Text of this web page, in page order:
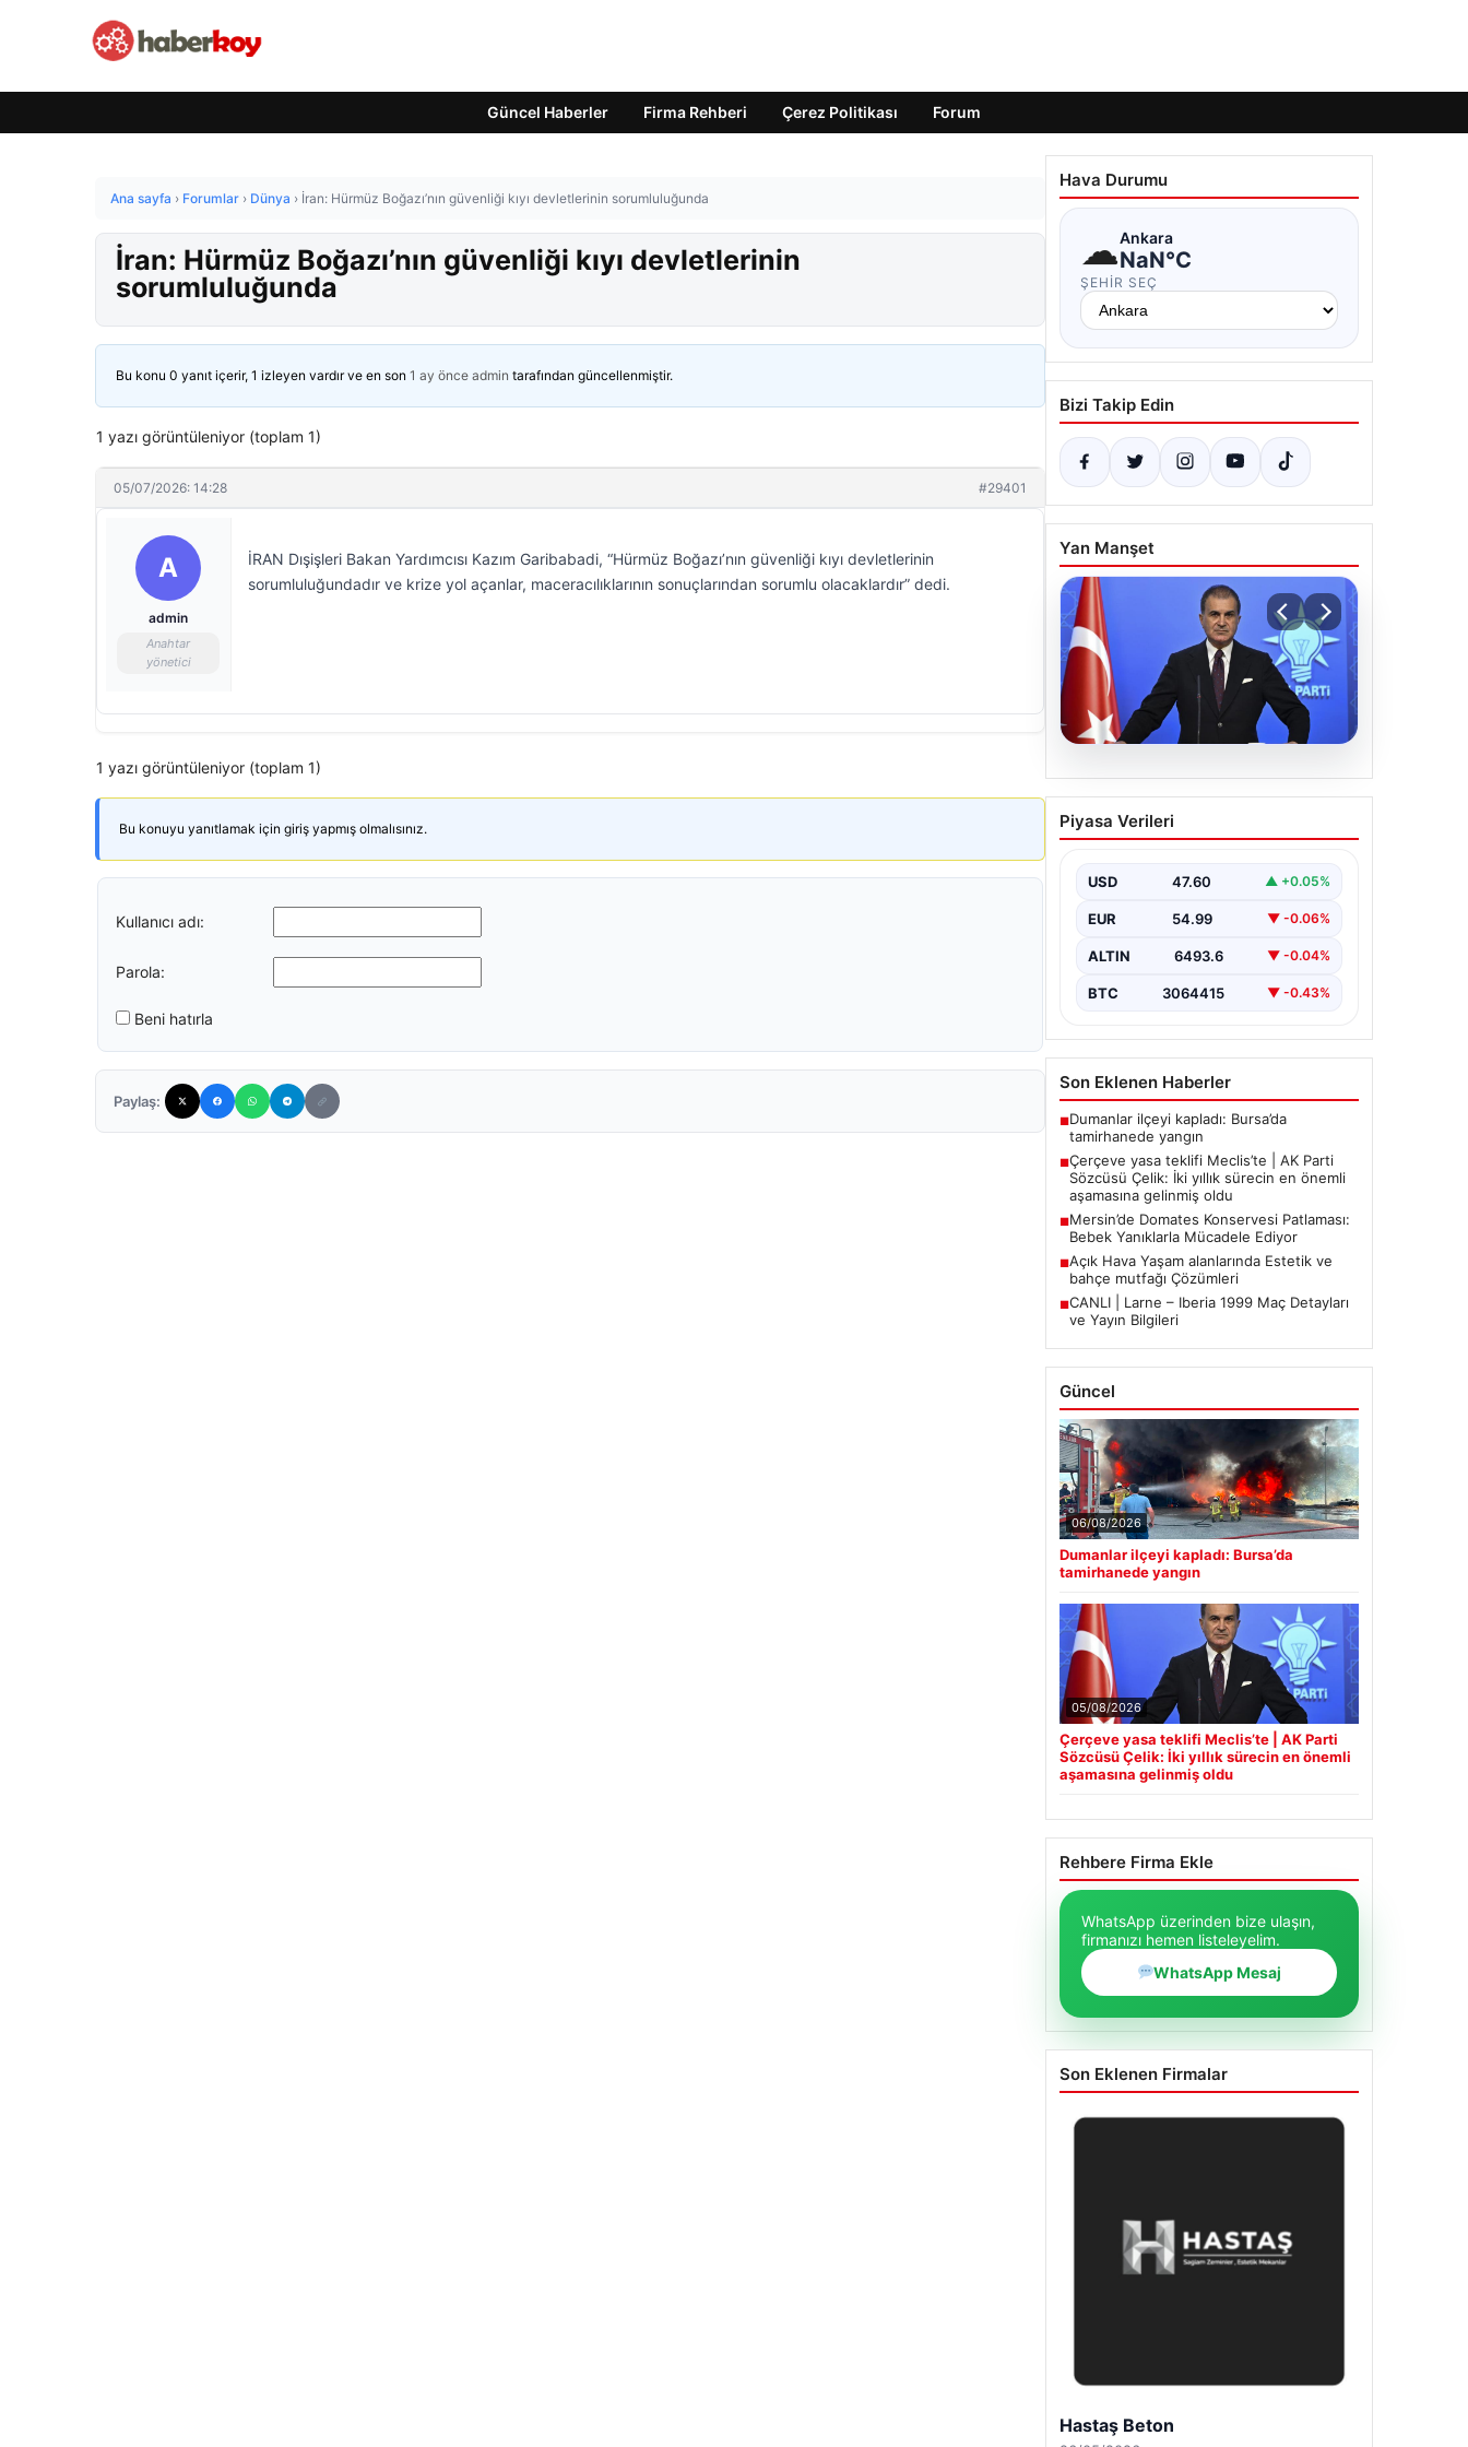
Güncel Haberler Firma Rehberi Çerez Politikası Forum
Ana sayfa › Forumlar › Dünya › İran: Hürmüz Boğazı’nın güvenliği kıyı devletlerinin sorumluluğunda
İran: Hürmüz Boğazı’nın güvenliği kıyı devletlerinin
sorumluluğunda
Bu konu 0 yanıt içerir, 1 izleyen vardır ve en son 1 ay önce admin tarafından güncellenmiştir.
1 yazı görüntüleniyor (toplam 1)
05/07/2026: 14:28 #29401
A
admin
Anahtar
yönetici
İRAN Dışişleri Bakan Yardımcısı Kazım Garibabadi, “Hürmüz Boğazı’nın güvenliği kıyı devletlerinin
sorumluluğundadır ve krize yol açanlar, maceracılıklarının sonuçlarından sorumlu olacaklardır” dedi.
1 yazı görüntüleniyor (toplam 1)
Bu konuyu yanıtlamak için giriş yapmış olmalısınız.
Kullanıcı adı:
Parola:
Beni hatırla
Paylaş:
Hava Durumu
☁Ankara
NaN°C
ŞEHIR SEÇ
Bizi Takip Edin
Yan Manşet
Çerçeve yasa teklifi
Meclis’te | AK Parti
sürecin en önemli
aşamasına gelinmiş oldu
Piyasa Verileri
USD 47.60 ▲ +0.05%
EUR 54.99 ▼ -0.06%
ALTIN 6493.6 ▼ -0.04%
BTC 3064415 ▼ -0.43%
Son Eklenen Haberler
■Dumanlar ilçeyi kapladı: Bursa’da
tamirhanede yangın
■Çerçeve yasa teklifi Meclis’te | AK Parti
Sözcüsü Çelik: İki yıllık sürecin en önemli
aşamasına gelinmiş oldu
■Mersin’de Domates Konservesi Patlaması:
Bebek Yanıklarla Mücadele Ediyor
■Açık Hava Yaşam alanlarında Estetik ve
bahçe mutfağı Çözümleri
■CANLI | Larne – Iberia 1999 Maç Detayları
ve Yayın Bilgileri
Güncel
06/08/2026
Dumanlar ilçeyi kapladı: Bursa’da
tamirhanede yangın
05/08/2026
Çerçeve yasa teklifi Meclis’te | AK Parti
Sözcüsü Çelik: İki yıllık sürecin en önemli
aşamasına gelinmiş oldu
Rehbere Firma Ekle
WhatsApp üzerinden bize ulaşın,
firmanızı hemen listeleyelim.
WhatsApp Mesaj
Son Eklenen Firmalar
Hastaş Beton